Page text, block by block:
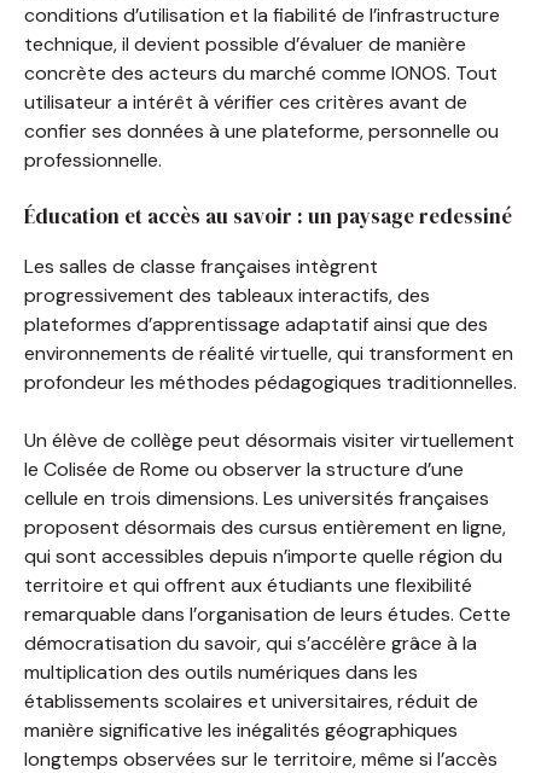
conditions d’utilisation et la fiabilité de l’infrastructure
technique, il devient possible d’évaluer de manière
concrète des acteurs du marché comme IONOS. Tout
utilisateur a intérêt à vérifier ces critères avant de
confier ses données à une plateforme, personnelle ou
professionnelle.
Éducation et accès au savoir : un paysage redessiné
Les salles de classe françaises intègrent
progressivement des tableaux interactifs, des
plateformes d’apprentissage adaptatif ainsi que des
environnements de réalité virtuelle, qui transforment en
profondeur les méthodes pédagogiques traditionnelles.
Un élève de collège peut désormais visiter virtuellement
le Colisée de Rome ou observer la structure d’une
cellule en trois dimensions. Les universités françaises
proposent désormais des cursus entièrement en ligne,
qui sont accessibles depuis n’importe quelle région du
territoire et qui offrent aux étudiants une flexibilité
remarquable dans l’organisation de leurs études. Cette
démocratisation du savoir, qui s’accélère grâce à la
multiplication des outils numériques dans les
établissements scolaires et universitaires, réduit de
manière significative les inégalités géographiques
longtemps observées sur le territoire, même si l’accès